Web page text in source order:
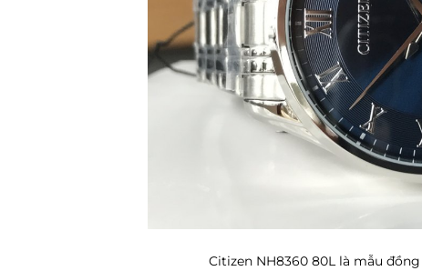
Citizen NH8360 80L là mẫu